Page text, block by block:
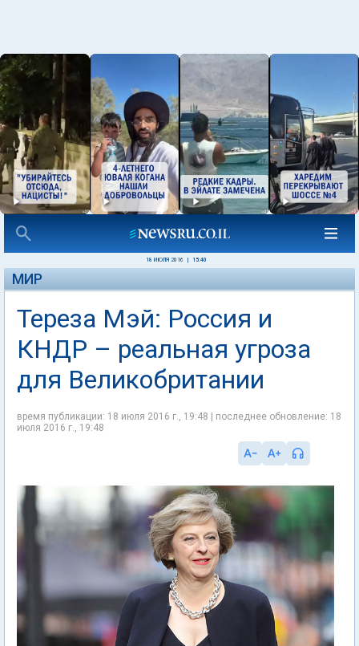
18 ИЮЛЯ 2016 15:40
МИР
Тереза Мэй: Россия и
КНДР – реальная угроза
для Великобритании
время публикации: 18 июля 2016 г., 19:48 | последнее обновление: 18
июля 2016 г., 19:48